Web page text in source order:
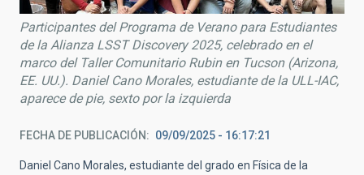
Participantes del Programa de Verano para Estudiantes
de la Alianza LSST Discovery 2025, celebrado en el
marco del Taller Comunitario Rubin en Tucson (Arizona,
EE. UU.). Daniel Cano Morales, estudiante de la ULL-IAC,
aparece de pie, sexto por la izquierda
FECHA DE PUBLICACIÓN 09/09/2025 - 16:17:21
Daniel Cano Morales, estudiante del grado en Física de la